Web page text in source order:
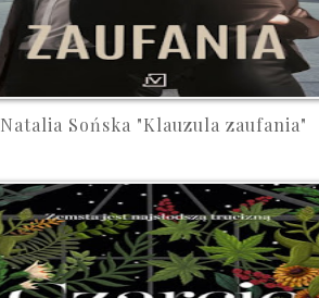
Natalia Sońska "Klauzula zaufania"